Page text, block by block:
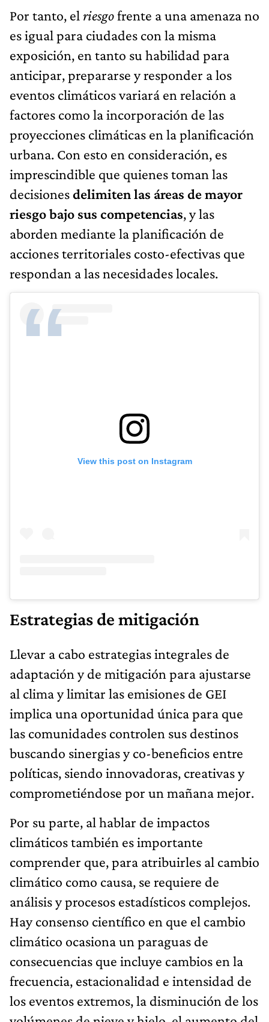
Por tanto, el riesgofrente a una amenaza no
es igual para ciudades con la misma
exposición, en tanto su habilidad para
anticipar, prepararse y responder a los
eventos climáticos variará en relación a
factores como la incorporación de las
proyecciones climáticas en la planificación
urbana. Con esto en consideración, es
imprescindible que quienes toman las
decisionesdelimiten las áreas de mayor
riesgo bajo sus competencias, y las
aborden mediante la planificación de
acciones territoriales costo-efectivas que
respondan a las necesidades locales.
View this post on Instagram
Estrategias de mitigación
Llevar a cabo estrategias integrales de
adaptación y de mitigación para ajustarse
al clima y limitar las emisiones de GEI
implica una oportunidad única para que
las comunidades controlen sus destinos
buscando sinergias y co-beneficios entre
políticas, siendo innovadoras, creativas y
comprometiéndose por un mañana mejor.
Por su parte, al hablar de impactos
climáticos también es importante
comprender que, para atribuirles al cambio
climático como causa, se requiere de
análisis y procesos estadísticos complejos.
Hay consenso científico en que el cambio
climático ocasiona un paraguas de
consecuencias que incluye cambios en la
frecuencia, estacionalidad e intensidad de
los eventos extremos, la disminución de los